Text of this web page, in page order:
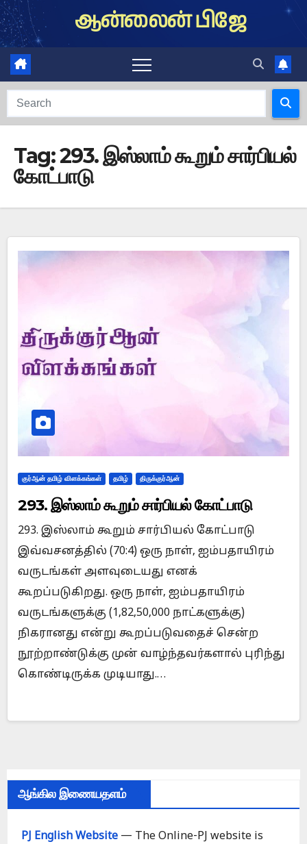
Skip
to
content
ஆன்லைன் பிஜே
Tag:293. இஸ்லாம் கூறும் சார்பியல்
கோட்பாடு
குர்ஆன் தமிழ் விளக்கங்கள் தமிழ் திருக்குர்ஆன்
293. இஸ்லாம் கூறும் சார்பியல் கோட்பாடு
293. இஸ்லாம் கூறும் சார்பியல் கோட்பாடு
இவ்வசனத்தில் (70:4) ஒரு நாள், ஐம்பதாயிரம்
வருடங்கள் அளவுடையது எனக்
கூறப்படுகிறது. ஒரு நாள், ஐம்பதாயிரம்
வருடங்களுக்கு (1,82,50,000 நாட்களுக்கு)
நிகரானது என்று கூறப்படுவதைச் சென்ற
நூற்றாண்டுக்கு முன் வாழ்ந்தவர்களால் புரிந்து
கொண்டிருக்க முடியாது.…
ஆங்கில இணையதளம்
PJ English Website — The Online-PJ website is